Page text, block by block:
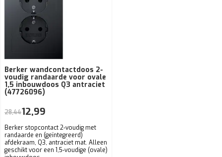
Berker wandcontactdoos 2-
voudig randaarde voor ovale
1,5 inbouwdoos Q3 antraciet
(47726096)
Berker stopcontact 2-voudig met
randaarde en (geïntegreerd)
afdekraam, Q3, antraciet mat. Alleen
geschikt voor een 1,5-voudige (ovale)
28,4412,99